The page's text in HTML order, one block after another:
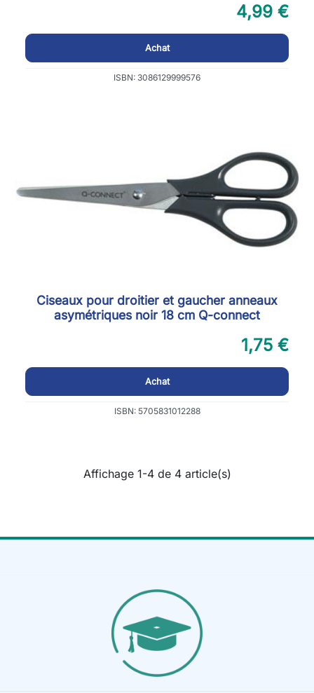
4,99 €
Achat
ISBN: 3086129999576
Ciseaux pour droitier et gaucher anneaux
asymétriques noir 18 cm Q-connect
1,75 €
Achat
ISBN: 5705831012288
Affichage 1-4 de 4 article(s)